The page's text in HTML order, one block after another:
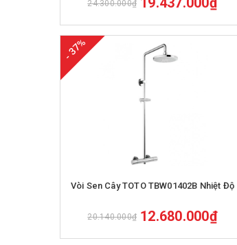
24.300.000₫
- 37%
Vòi Sen Cây TOTO TBW01402B Nhiệt Độ
20.140.000₫ 12.680.000₫